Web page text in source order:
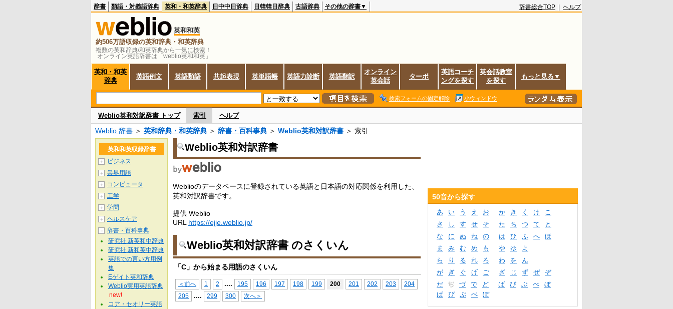
複数の英和辞典/和英辞典から一気に検索！
オンライン英語辞書は「weblio英和和英」
辞書 類語・対義語辞典 英和・和英辞典 日中中日辞典 日韓韓日辞典 古語辞典 その他の辞書▼ 辞書総合TOP ヘルプ
英和和英
約506万語収録の英和辞典・和英辞典
英和・和英
辞典
英語例文 英語類語 共起表現 英単語帳 英語力診断 英語翻訳
オンライン
英会話
ターボ
英語コーチ
ングを探す
英会話教室
を探す
もっと見る▼
検索フォームの固定解除 小ウィンドウ
Weblio英和対訳辞書 トップ 索引 ヘルプ
Weblio 辞書 ＞ 英和辞典・和英辞典 ＞ 辞書・百科事典 ＞ Weblio英和対訳辞書 ＞ 索引
Weblio英和対訳辞書
Weblioのデータベースに登録されている英語と日本語の対応関係を利用した、
英和対訳辞書です。
提供 Weblio
URL https://ejje.weblio.jp/
Weblio英和対訳辞書 のさくいん
「C」から始まる用語のさくいん
＜前へ 1 2 .... 195 196 197 198 199 200 201 202 203
204
205
.... 299 300 次へ＞
英和和英収録辞書
＋ ビジネス
＋ 業界用語
＋ コンピュータ
＋ 工学
＋ 学問
＋ ヘルスケア
－
辞書・百科事典
研究社 新英和中辞典
研究社 新和英中辞典
英語での言い方用例
集
Eゲイト英和辞典
Weblio実用英語辞典
new!
コア・セオリー英語
50音から探す
あ い う え お か き く け
こ
さ
し す せ そ た ち つ て
と
な
に ぬ ね の は ひ ふ へ
ほ
ま
み む め も や ゆ
よ
ら
り る れ ろ わ を
ん
が
ぎ ぐ げ ご ざ じ ず ぜ
ぞ
だ
ぢ づ で ど ば び ぶ べ
ぼ
ぱ
ぴ ぷ ぺ ぽ